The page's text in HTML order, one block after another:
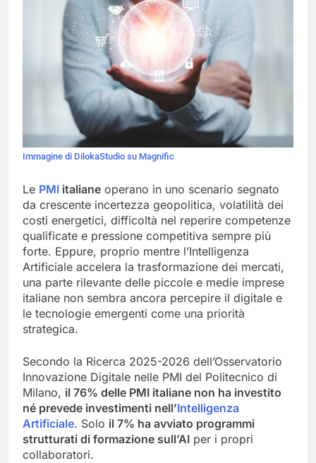
Immagine di DilokaStudio su Magnific
Le PMI italiane operano in uno scenario segnato
da crescente incertezza geopolitica, volatilità dei
costi energetici, difficoltà nel reperire competenze
qualificate e pressione competitiva sempre più
forte. Eppure, proprio mentre l’Intelligenza
Artificiale accelera la trasformazione dei mercati,
una parte rilevante delle piccole e medie imprese
italiane non sembra ancora percepire il digitale e
le tecnologie emergenti come una priorità
strategica.
Secondo la Ricerca 2025-2026 dell’Osservatorio
Innovazione Digitale nelle PMI del Politecnico di
Milano, il 76% delle PMI italiane non ha investito
né prevede investimenti nell’Intelligenza
Artificiale. Solo il 7% ha avviato programmi
strutturati di formazione sull’AI per i propri
collaboratori.